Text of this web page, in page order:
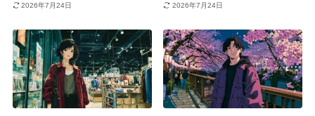
2026年7月24日 2026年7月24日